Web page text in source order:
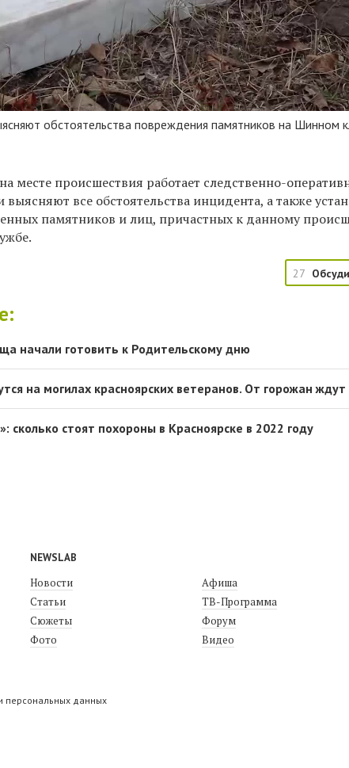
обстоятельства повреждения памятников на Шинном
месте происшествия работает следственно-
все обстоятельства инцидента, а также
памятников и лиц, причастных к данному
27
начали готовить к Родительскому дню
на могилах красноярских ветеранов. От горожан ждут
сколько стоят похороны в Красноярске в 2022 году
NEWSLAB
Новости
Статьи
Сюжеты
Фото
Афиша
ТВ-Программа
Форум
Видео
персональных данных